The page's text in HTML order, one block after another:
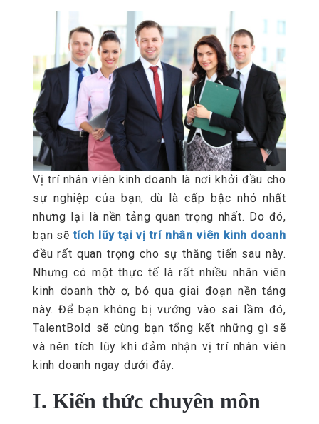
Vị trí nhân viên kinh doanh là nơi khởi đầu cho
sự nghiệp của bạn, dù là cấp bậc nhỏ nhất
nhưng lại là nền tảng quan trọng nhất. Do đó,
bạn sẽ tích lũy tại vị trí nhân viên kinh doanh
đều rất quan trọng cho sự thăng tiến sau này.
Nhưng có một thực tế là rất nhiều nhân viên
kinh doanh thờ ơ, bỏ qua giai đoạn nền tảng
này. Để bạn không bị vướng vào sai lầm đó,
TalentBold sẽ cùng bạn tổng kết những gì sẽ
và nên tích lũy khi đảm nhận vị trí nhân viên
kinh doanh ngay dưới đây.
I. Kiến thức chuyên môn